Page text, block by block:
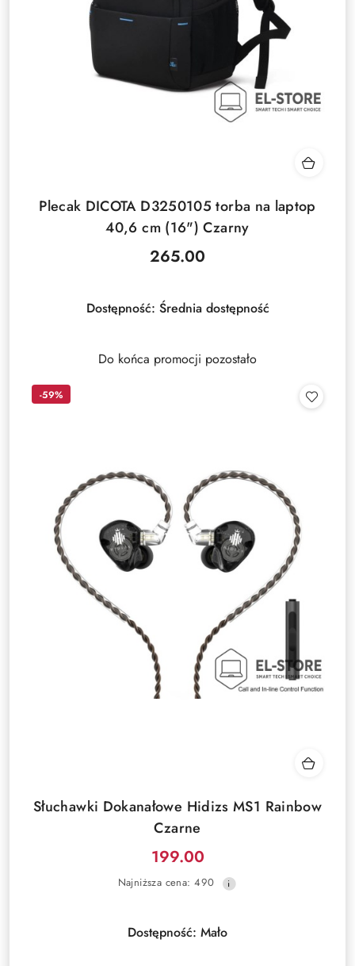
Plecak DICOTA D3250105 torba na laptop
40,6 cm (16") Czarny
Cena:
265.00
Dostępność: Średnia dostępność
Do końca promocji pozostało
Słuchawki Dokanałowe Hidizs MS1 Rainbow
Czarne
Cena
promocyjna:
199.00
Najniższa
30
dni
Najniższa cena: 490
-59%
Dostępność: Mało